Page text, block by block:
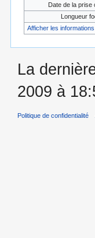
Date de la prise
Longueur
Afficher les
La
2009 à
Politique de confidentialité